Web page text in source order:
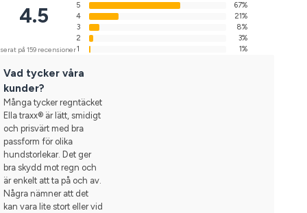
4.5
på 159 recensioner
5
67%
4
21%
3
8%
2
3%
1
1%
Vad tycker våra
kunder?
Många tycker regntäcket
Ella traxx® är lätt, smidigt
och prisvärt med bra
passform för olika
hundstorlekar. Det ger
bra skydd mot regn och
är enkelt att ta på och av.
Några nämner att det
kan vara lite stort eller vid